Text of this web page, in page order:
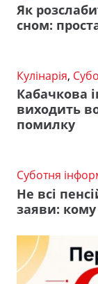
Як
сном:
Кулінарія,
Кабачкова
виходить
помилку
Суботня
Не всі
заяви: